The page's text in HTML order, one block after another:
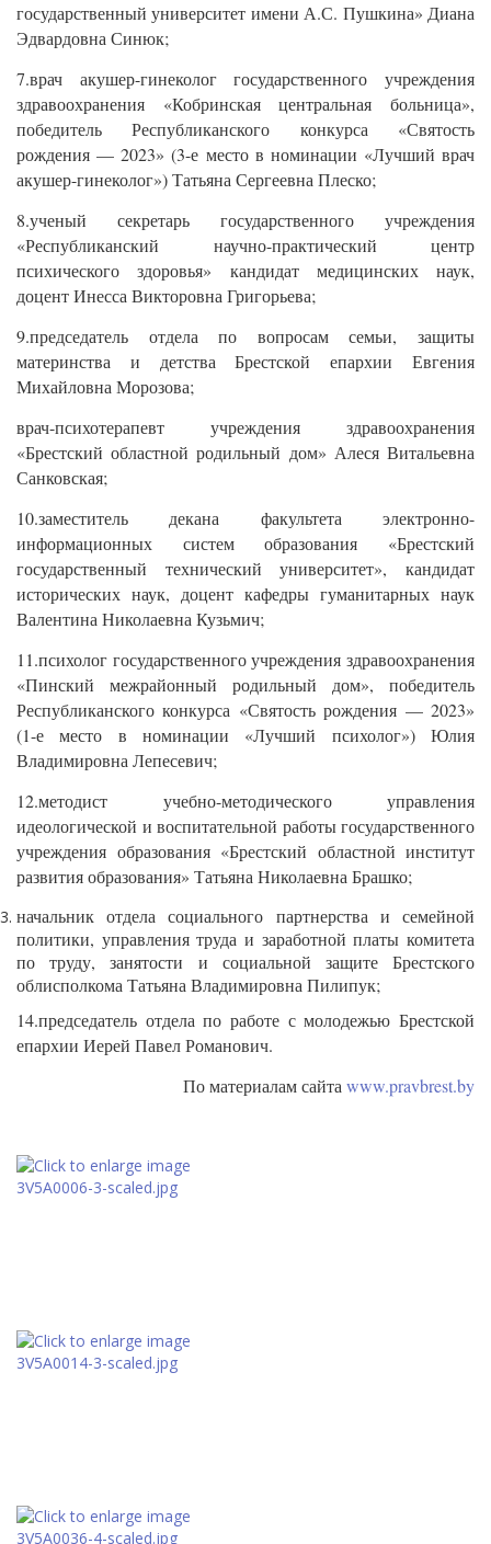
государственный университет имени А.С. Пушкина» Диана
Эдвардовна Синюк;
7.врач акушер-гинеколог государственного учреждения
здравоохранения «Кобринская центральная больница»,
победитель Республиканского конкурса «Святость
рождения — 2023» (3-е место в номинации «Лучший врач
акушер-гинеколог») Татьяна Сергеевна Плеско;
8.ученый секретарь государственного учреждения
«Республиканский научно-практический центр
психического здоровья» кандидат медицинских наук,
доцент Инесса Викторовна Григорьева;
9.председатель отдела по вопросам семьи, защиты
материнства и детства Брестской епархии Евгения
Михайловна Морозова;
врач-психотерапевт учреждения здравоохранения
«Брестский областной родильный дом» Алеся Витальевна
Санковская;
10.заместитель декана факультета электронно-
информационных систем образования «Брестский
государственный технический университет», кандидат
исторических наук, доцент кафедры гуманитарных наук
Валентина Николаевна Кузьмич;
11.психолог государственного учреждения здравоохранения
«Пинский межрайонный родильный дом», победитель
Республиканского конкурса «Святость рождения — 2023»
(1-е место в номинации «Лучший психолог») Юлия
Владимировна Лепесевич;
12.методист учебно-методического управления
идеологической и воспитательной работы государственного
учреждения образования «Брестский областной институт
развития образования» Татьяна Николаевна Брашко;
начальник отдела социального партнерства и семейной
политики, управления труда и заработной платы комитета
по труду, занятости и социальной защите Брестского
облисполкома Татьяна Владимировна Пилипук;
14.председатель отдела по работе с молодежью Брестской
епархии Иерей Павел Романович.
По материалам сайта www.pravbrest.by